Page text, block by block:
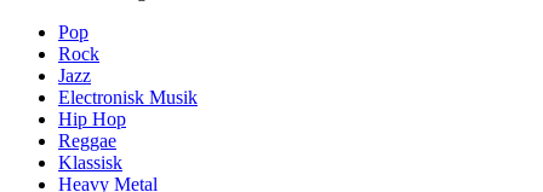
Pop
Rock
Jazz
Electronisk Musik
Hip Hop
Reggae
Klassisk
Heavy Metal